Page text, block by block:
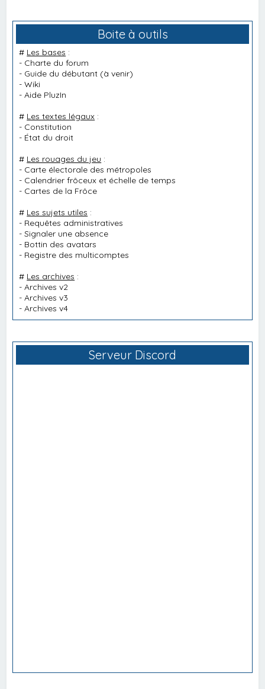
Boite à outils
# Les bases :
- Charte du forum
- Guide du débutant (à venir)
-Wiki
-Aide PluzIn
# Les textes légaux :
- Constitution
- État du droit
# Les rouages du jeu :
- Carte électorale des métropoles
- Calendrier frôceux et échelle de temps
- Cartes de la Frôce
# Les sujets utiles :
- Requêtes administratives
-Signaler une absence
- Bottin des avatars
- Registre des multicomptes
# Les archives :
-Archives v2
-Archives v3
-Archives v4
Serveur Discord